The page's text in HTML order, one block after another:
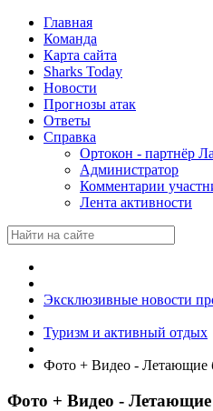
Главная
Команда
Карта сайта
Sharks Today
Новости
Прогнозы атак
Ответы
Справка
Ортокон - партнёр
Администратор
Комментарии
Лента активности
Эксклюзивные новости
Туризм и активный отдых
Фото + Видео - Летающие
Фото + Видео -